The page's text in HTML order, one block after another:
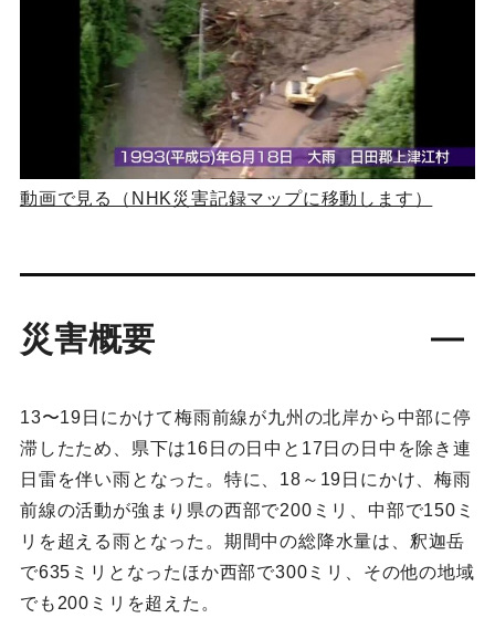
動画で見る（NHK災害記録マップに移動します）
災害概要
13〜19日にかけて梅雨前線が九州の北岸から中部に停
滞したため、県下は16日の日中と17日の日中を除き連
日雷を伴い雨となった。特に、18～19日にかけ、梅雨
前線の活動が強まり県の西部で200ミリ、中部で150ミ
リを超える雨となった。期間中の総降水量は、釈迦岳
で635ミリとなったほか西部で300ミリ、その他の地域
でも200ミリを超えた。